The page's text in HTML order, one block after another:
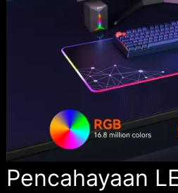
Pencahayaan